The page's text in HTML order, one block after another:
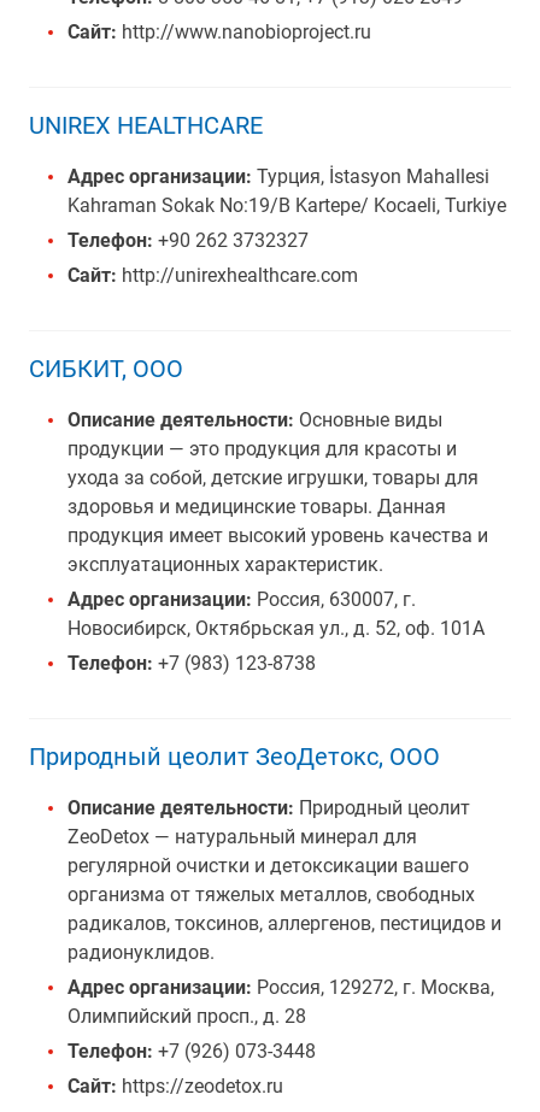
Сайт: http://www.nanobioproject.ru
UNIREX HEALTHCARE
Адрес организации: Турция, İstasyon Mahallesi
Kahraman Sokak No:19/B Kartepe/ Kocaeli, Turkiye
Телефон: +90 262 3732327
Сайт: http://unirexhealthcare.com
СИБКИТ, ООО
Описание деятельности: Основные виды
продукции — это продукция для красоты и
ухода за собой, детские игрушки, товары для
здоровья и медицинские товары. Данная
продукция имеет высокий уровень качества и
эксплуатационных характеристик.
Адрес организации: Россия, 630007, г.
Новосибирск, Октябрьская ул., д. 52, оф. 101А
Телефон: +7 (983) 123-8738
Природный цеолит ЗеоДетокс, ООО
Описание деятельности: Природный цеолит
ZeoDetox — натуральный минерал для
регулярной очистки и детоксикации вашего
организма от тяжелых металлов, свободных
радикалов, токсинов, аллергенов, пестицидов и
радионуклидов.
Адрес организации: Россия, 129272, г. Москва,
Олимпийский просп., д. 28
Телефон: +7 (926) 073-3448
Сайт: https://zeodetox.ru